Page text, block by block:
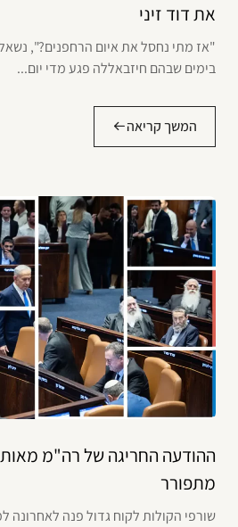
את דוד זיני
"אז מתי נחסל את איום הרחפנים?",
בימים שבהם חיזבאללה פגע מדי יום...
המשך קריאה
ההודעה החריגה של רה"מ
מתפורר
שורפי הקולות לקוח גדול פנה לאחרונה